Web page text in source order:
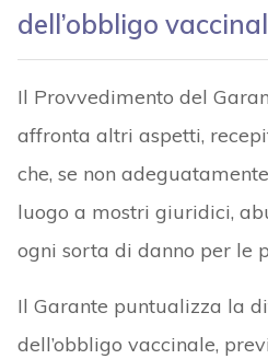
dell’obbligo
Il Provvedimento del
affronta altri aspetti,
che, se non
luogo a mostri giuridici,
ogni sorta di danno per le
Il Garante puntualizza la
dell’obbligo vaccinale,